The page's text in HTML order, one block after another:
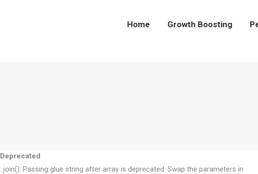
Home Growth Boosting
Deprecated
: join(): Passing glue string after array is deprecated. Swap the parameters in